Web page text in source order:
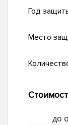
Год
Место
до